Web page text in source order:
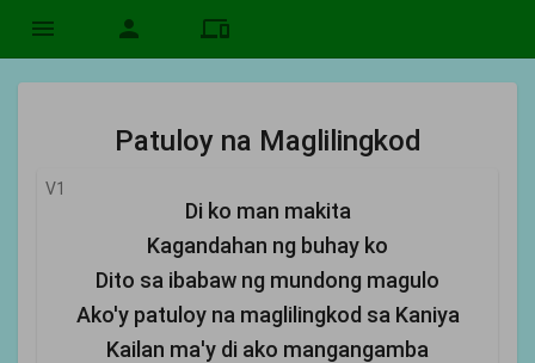
menu person devices
Patuloy na Maglilingkod
V1
Di ko man makita
Kagandahan ng buhay ko
Dito sa ibabaw ng mundong magulo
Ako'y patuloy na maglilingkod sa Kaniya
Kailan ma'y di ako mangangamba